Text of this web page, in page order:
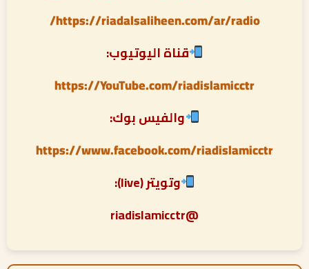
https://riadalsaliheen.com/ar/radio/
قناة اليوتيوب:
https://YouTube.com/riadislamicctr
والفيس بوك:
https://www.facebook.com/riadislamicctr
وتويتر (live):
@riadislamicctr